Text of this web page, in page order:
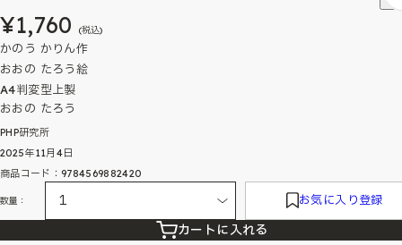
¥1,760 (税込)
かのう かりん作
おおの たろう絵
A4判変型上製
おおの たろう
PHP研究所
2025年11月4日
商品コード：9784569882420
数量： お気に入り登録
カートに入れる